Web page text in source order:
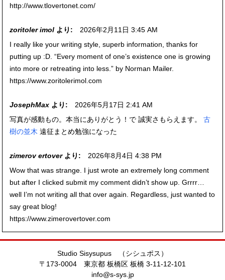
http://www.tlovertonet.com/
zoritoler imol より:
2026年2月11日 3:45 AM
I really like your writing style, superb information, thanks for
putting up :D. “Every moment of one’s existence one is growing
into more or retreating into less.” by Norman Mailer.
https://www.zoritolerimol.com
JosephMax より:
2026年5月17日 2:41 AM
写真が感動もの。本当にありがとう！で 誠実さもらえます。古
樹の並木 遠征まとめ勉強になった
zimerov ertover より:
2026年8月4日 4:38 PM
Wow that was strange. I just wrote an extremely long comment
but after I clicked submit my comment didn’t show up. Grrrr…
well I’m not writing all that over again. Regardless, just wanted to
say great blog!
https://www.zimerovertover.com
Studio Sisysupus （シシュポス）
〒173-0004 東京都 板橋区 板橋 3-11-12-101
info@s-sys.jp